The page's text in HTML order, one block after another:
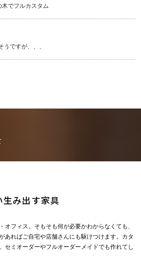
木でフルカスタム
ですが、、、
み出す家具
オフィス。そもそも何が必要かわからなくても、
あればご自宅や店舗さんにも駆けつけます。カタ
セミオーダーやフルオーダーメイドでも作れてし